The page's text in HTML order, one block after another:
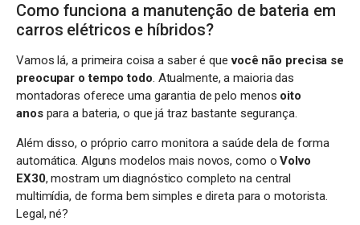
Como funciona a manutenção de bateria em
carros elétricos e híbridos?
Vamos lá, a primeira coisa a saber é quevocê não precisa se
preocupar o tempo todo. Atualmente, a maioria das
montadoras oferece uma garantia de pelo menos oito
anospara a bateria, o que já traz bastante segurança.
Além disso, o próprio carro monitora a saúde dela de forma
automática. Alguns modelos mais novos, como oVolvo
EX30, mostram um diagnóstico completo na central
multimídia, de forma bem simples e direta para o motorista.
Legal, né?